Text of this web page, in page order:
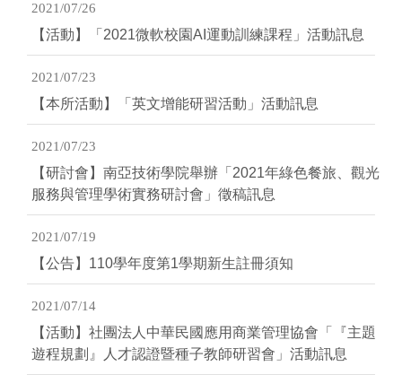
2021/07/26
【活動】「2021微軟校園AI運動訓練課程」活動訊息
2021/07/23
【本所活動】「英文增能研習活動」活動訊息
2021/07/23
【研討會】南亞技術學院舉辦「2021年綠色餐旅、觀光
服務與管理學術實務研討會」徵稿訊息
2021/07/19
【公告】110學年度第1學期新生註冊須知
2021/07/14
【活動】社團法人中華民國應用商業管理協會「『主題
遊程規劃』人才認證暨種子教師研習會」活動訊息